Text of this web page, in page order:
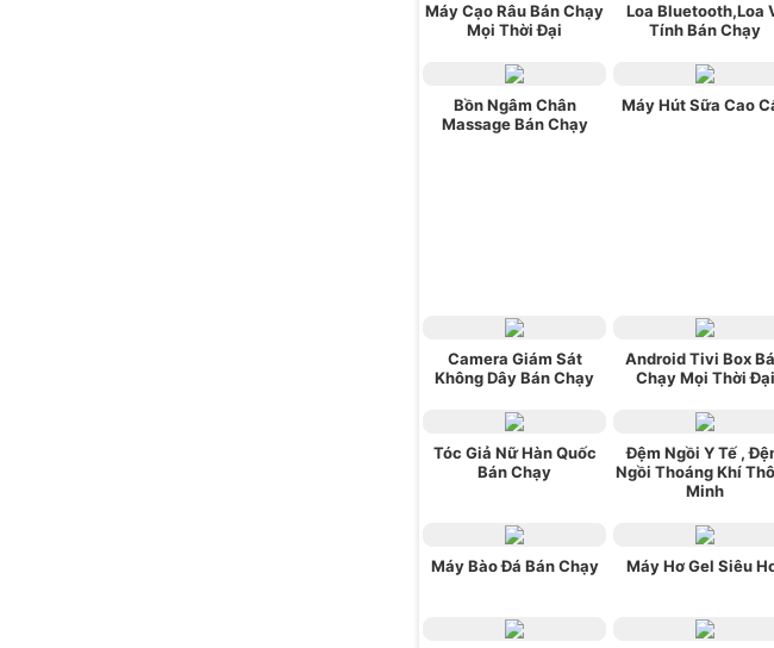
Máy Cạo Râu Bán Chạy
Mọi Thời Đại
Loa Bluetooth,Loa
Tính Bán Chạy
Bồn Ngâm Chân
Massage Bán Chạy
Máy Hút Sữa Cao
Camera Giám Sát
Không Dây Bán Chạy
Android Tivi Box
Chạy Mọi Thời Đại
Tóc Giả Nữ Hàn Quốc
Bán Chạy
Đệm Ngồi Y Tế ,
Ngồi Thoáng Khí
Minh
Máy Bào Đá Bán Chạy Máy Hơ Gel Siêu